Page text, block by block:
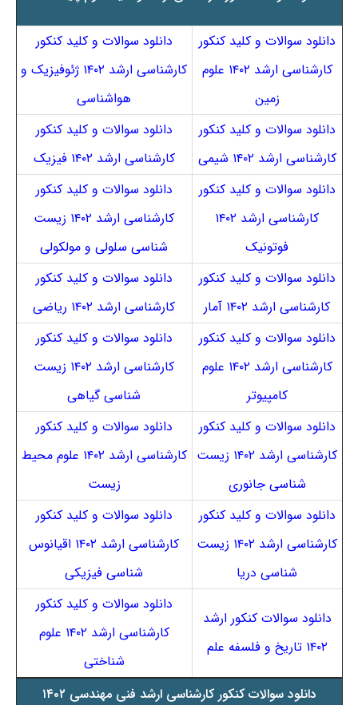
دانلود سوالات و کلید کنکور
کارشناسی ارشد ۱۴۰۲ علوم
زمین
دانلود سوالات و کلید کنکور
کارشناسی ارشد ۱۴۰۲ ژئوفیزیک و
هواشناسی
دانلود سوالات و کلید کنکور
کارشناسی ارشد ۱۴۰۲ شیمی
دانلود سوالات و کلید کنکور
کارشناسی ارشد ۱۴۰۲ فیزیک
دانلود سوالات و کلید کنکور
کارشناسی ارشد ۱۴۰۲
فوتونیک
دانلود سوالات و کلید کنکور
کارشناسی ارشد ۱۴۰۲ زیست
شناسی سلولی و مولکولی
دانلود سوالات و کلید کنکور
کارشناسی ارشد ۱۴۰۲ آمار
دانلود سوالات و کلید کنکور
کارشناسی ارشد ۱۴۰۲ ریاضی
دانلود سوالات و کلید کنکور
کارشناسی ارشد ۱۴۰۲ علوم
کامپیوتر
دانلود سوالات و کلید کنکور
کارشناسی ارشد ۱۴۰۲ زیست
شناسی گیاهی
دانلود سوالات و کلید کنکور
کارشناسی ارشد ۱۴۰۲ زیست
شناسی جانوری
دانلود سوالات و کلید کنکور
کارشناسی ارشد ۱۴۰۲ علوم محیط
زیست
دانلود سوالات و کلید کنکور
کارشناسی ارشد ۱۴۰۲ زیست
شناسی دریا
دانلود سوالات و کلید کنکور
کارشناسی ارشد ۱۴۰۲ اقیانوس
شناسی فیزیکی
دانلود سوالات کنکور ارشد
۱۴۰۲ تاریخ و فلسفه علم
دانلود سوالات و کلید کنکور
کارشناسی ارشد ۱۴۰۲ علوم
شناختی
دانلود سوالات کنکور کارشناسی ارشد فنی مهندسی ۱۴۰۲